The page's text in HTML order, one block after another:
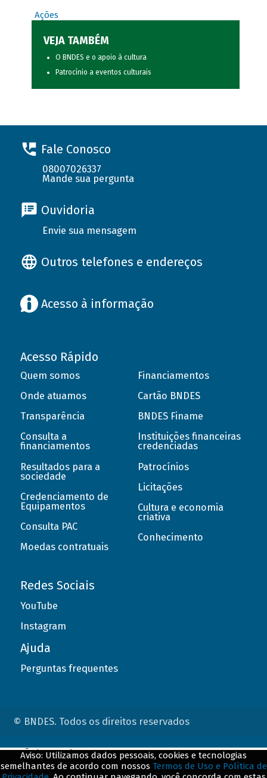
Ações
VEJA TAMBÉM
O BNDES e o apoio à cultura
Patrocínio a eventos culturais
Fale Conosco
08007026337
Mande sua pergunta
Ouvidoria
Envie sua mensagem
Outros telefones e endereços
Acesso à informação
Acesso Rápido
Quem somos
Onde atuamos
Transparência
Consulta a
financiamentos
Resultados para a
sociedade
Credenciamento de
Equipamentos
Consulta PAC
Moedas contratuais
Financiamentos
Cartão BNDES
BNDES Finame
Instituições financeiras
credenciadas
Patrocínios
Licitações
Cultura e economia
criativa
Conhecimento
Redes Sociais
YouTube
Instagram
Ajuda
Perguntas frequentes
© BNDES. Todos os direitos reservados
Aviso: Utilizamos dados pessoais, cookies e tecnologias
semelhantes de acordo com nossos Termos de Uso e Política de
ConteÃºdo complementar
${title}${badge}